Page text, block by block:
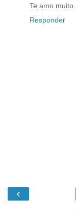
Te amo muito...
Responder
‹